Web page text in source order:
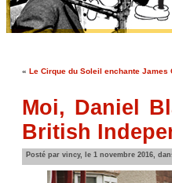
« Le Cirque du Soleil enchante
Moi, Daniel
British
Posté par vincy, le 1 novembre 2016,